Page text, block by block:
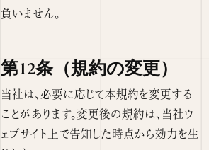
負いません。
第12条（規約の変更）
当社は、必要に応じて本規約を変更する
ことがあります。変更後の規約は、当社ウ
ェブサイト上で告知した時点から効力を生